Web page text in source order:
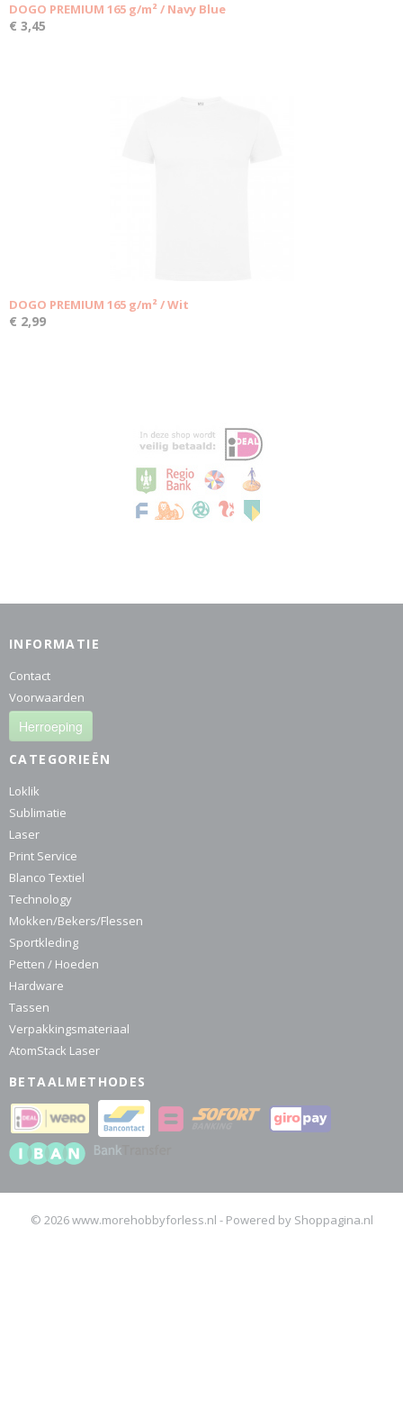
DOGO PREMIUM 165 g/m² / Navy Blue
€ 3,45
DOGO PREMIUM 165 g/m² / Wit
€ 2,99
INFORMATIE
Contact
Voorwaarden
Herroeping
CATEGORIEËN
Loklik
Sublimatie
Laser
Print Service
Blanco Textiel
Technology
Mokken/Bekers/Flessen
Sportkleding
Petten / Hoeden
Hardware
Tassen
Verpakkingsmateriaal
AtomStack Laser
BETAALMETHODES
© 2026 www.morehobbyforless.nl - Powered by Shoppagina.nl